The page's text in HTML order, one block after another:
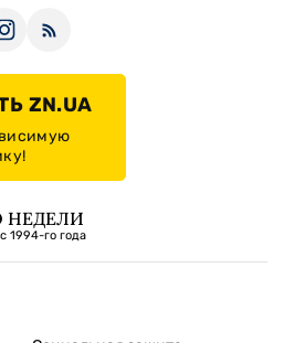
ZN.UA
НЕДЕЛИ
1994-го года